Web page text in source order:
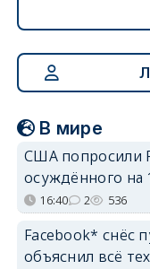
В мире
США попросили
осуждённого на
16:40 2 536
Facebook* снёс
объяснил всё